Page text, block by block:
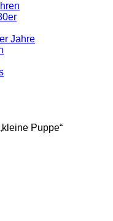
Jahre
Puppe“